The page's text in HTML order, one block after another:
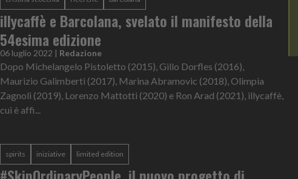
illycaffè e Barcolana, svelato il manifesto della
54esima edizione
06 luglio 2022 | Redazione
Dopo Michelangelo Pistoletto (2015), Gillo Dorfles (2016),
Maurizio Galimberti (2017), Marina Abramovic (2018), Olimpia
Zagnoli (2019), Lorenzo Mattotti (2020) e Ron Arad (2021), illycaffè,
cui è affi...
spirits iniziative limited edition